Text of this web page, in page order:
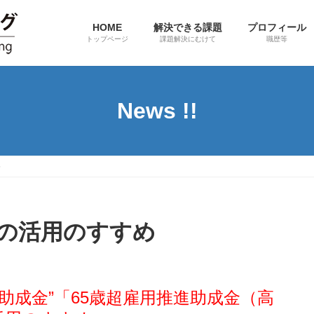
HOME
トップページ
解決できる課題
課題解決にむけて
プロフィール
職歴等
News !!
活用のすすめ
成金”「65歳超雇用推進助成金（高